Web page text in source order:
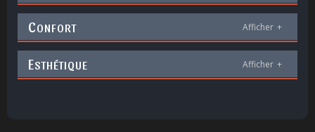
CONFORT Afficher +
ESTHÉTIQUE Afficher +